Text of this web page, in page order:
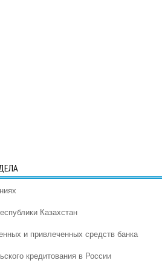
Казахстан
и привлеченных средств банка
кредитования в России